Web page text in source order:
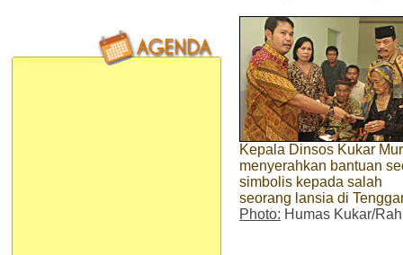
Kepala Dinsos Kukar
menyerahkan bantuan
simbolis kepada salah
seorang lansia di
Photo: Humas Kukar/